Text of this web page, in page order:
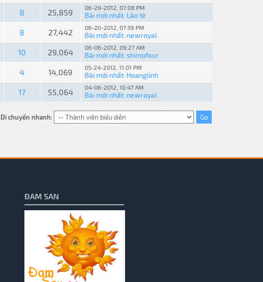
8 25,859 06-29-2012, 07:08 PM
Bài mới nhất: Lão tè
8 27,442 06-20-2012, 07:59 PM
Bài mới nhất: newroyal
10 29,064 06-06-2012, 09:27 AM
Bài mới nhất: shimofour
4 14,069 05-24-2012, 11:01 PM
Bài mới nhất: Hoanglinh
17 55,064 04-06-2012, 10:47 AM
Bài mới nhất: newroyal
Di chuyển nhanh:
ĐAM SAN